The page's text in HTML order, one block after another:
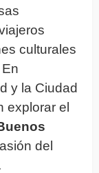
culturales
y la Ciudad
explorar el
del